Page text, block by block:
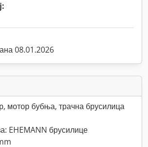
08.01.2026
мотор бубња, трачна брусилица
EHEMANN брусилице